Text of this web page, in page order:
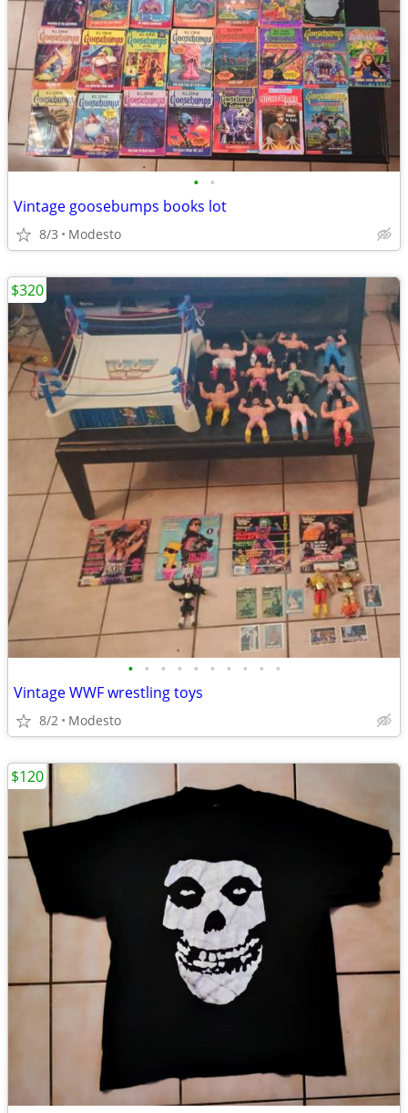
• •
Vintage goosebumps books lot
8/3 Modesto
• • • • • • • • • •
Vintage WWF wrestling toys
8/2 Modesto
$320
$120